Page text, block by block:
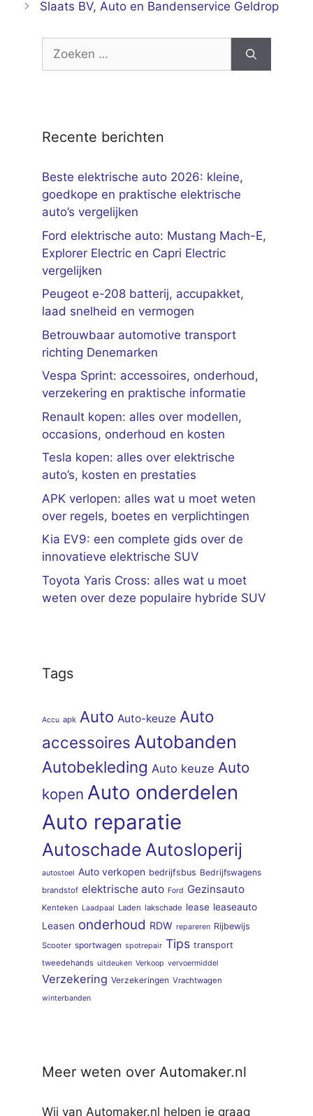
Slaats BV, Auto en Bandenservice Geldrop
Zoek
Recente berichten
Beste elektrische auto 2026: kleine,
goedkope en praktische elektrische
auto’s vergelijken
Ford elektrische auto: Mustang Mach-E,
Explorer Electric en Capri Electric
vergelijken
Peugeot e-208 batterij, accupakket,
laad snelheid en vermogen
Betrouwbaar automotive transport
richting Denemarken
Vespa Sprint: accessoires, onderhoud,
verzekering en praktische informatie
Renault kopen: alles over modellen,
occasions, onderhoud en kosten
Tesla kopen: alles over elektrische
auto’s, kosten en prestaties
APK verlopen: alles wat u moet weten
over regels, boetes en verplichtingen
Kia EV9: een complete gids over de
innovatieve elektrische SUV
Toyota Yaris Cross: alles wat u moet
weten over deze populaire hybride SUV
Tags
Accu apk Auto Auto-keuze Auto
accessoires Autobanden
Autobekleding Auto keuze Auto
kopen Auto onderdelen
Auto reparatie
Autoschade Autosloperij
autostoel Auto verkopen bedrijfsbus Bedrijfswagens
brandstof elektrische auto Ford Gezinsauto
Kenteken Laadpaal Laden lakschade lease leaseauto
Leasen onderhoud RDW repareren Rijbewijs
Scooter sportwagen spotrepair Tips transport
tweedehands uitdeuken Verkoop vervoermiddel
Verzekering Verzekeringen Vrachtwagen
winterbanden
Meer weten over Automaker.nl
Wij van Automaker.nl helpen je graag